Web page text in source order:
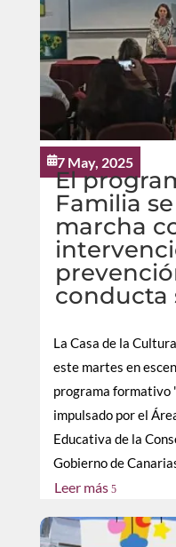
7 May, 2025
El
Familia
marcha
conducta
La Casa de la
este martes en
programa formativo
impulsado por el
Educativa de la
Gobierno de
Leer más 5